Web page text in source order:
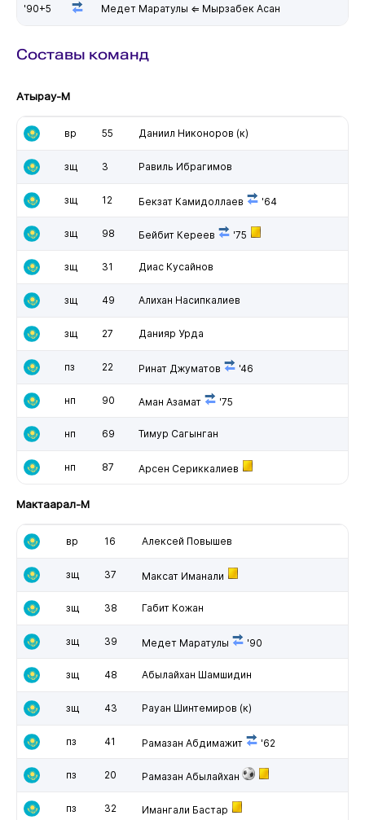
'90+5 Медет Маратулы ⇐ Мырзабек Асан
Составы команд
Атырау-М
вр 55 Даниил Никоноров (к)
зщ 3 Равиль Ибрагимов
зщ 12 Бекзат Камидоллаев '64
зщ 98 Бейбит Кереев '75
зщ 31 Диас Кусайнов
зщ 49 Алихан Насипкалиев
зщ 27 Данияр Урда
пз 22 Ринат Джуматов '46
нп 90 Аман Азамат '75
нп 69 Тимур Сагынган
нп 87 Арсен Сериккалиев
Мактаарал-М
вр 16 Алексей Повышев
зщ 37 Максат Иманали
зщ 38 Габит Кожан
зщ 39 Медет Маратулы '90
зщ 48 Абылайхан Шамшидин
зщ 43 Рауан Шинтемиров (к)
пз 41 Рамазан Абдимажит '62
пз 20 Рамазан Абылайхан
пз 32 Имангали Бастар